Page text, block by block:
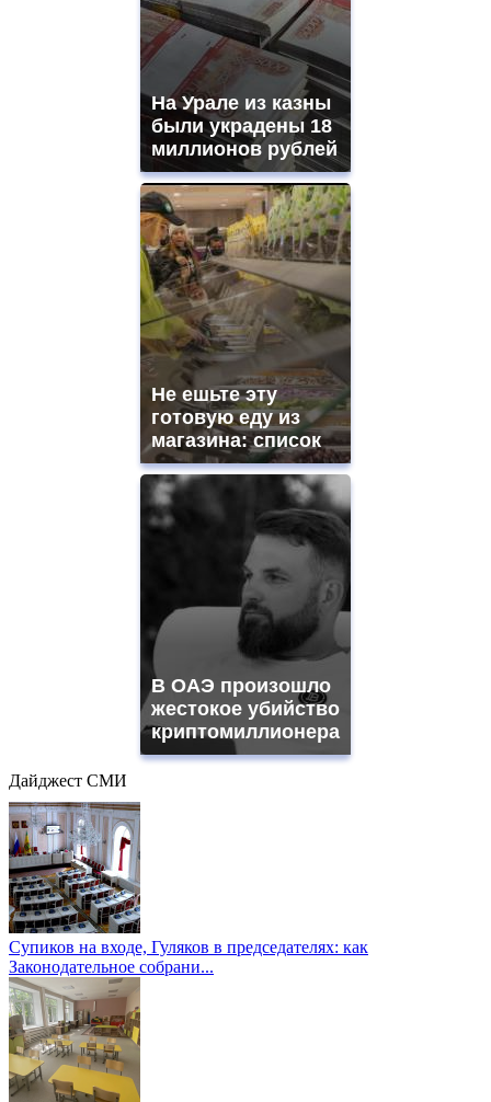
На Урале из казны
были украдены 18
миллионов рублей
Не ешьте эту
готовую еду из
магазина: список
В ОАЭ произошло
жестокое убийство
криптомиллионера
Дайджест СМИ
Супиков на входе, Гуляков в председателях: как
Законодательное собрани...